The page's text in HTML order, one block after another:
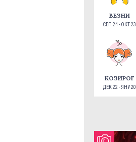
ВЕЗНИ
СЕП 24 - ОКТ 23
КОЗИРОГ
ДЕК 22 - ЯНУ 20